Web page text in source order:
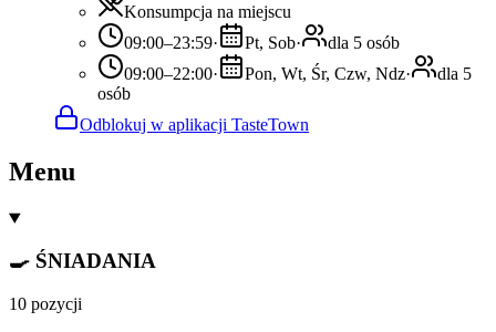
Konsumpcja na miejscu
09:00–23:59· Pt, Sob·
dla 5 osób
09:00–22:00· Pon, Wt, Śr, Czw, Ndz·
dla 5
osób
Odblokuj w aplikacji TasteTown
Menu
🍳 ŚNIADANIA
10 pozycji